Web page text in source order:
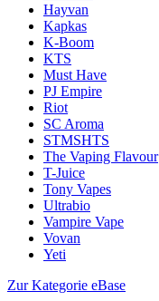
Hayvan
Kapkas
K-Boom
KTS
Must Have
PJ Empire
Riot
SC Aroma
STMSHTS
The Vaping Flavour
T-Juice
Tony Vapes
Ultrabio
Vampire Vape
Vovan
Yeti
Zur Kategorie eBase